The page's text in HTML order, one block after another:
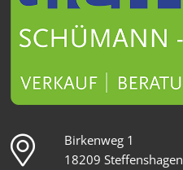
Birkenweg 1
18209 Steffenshagen